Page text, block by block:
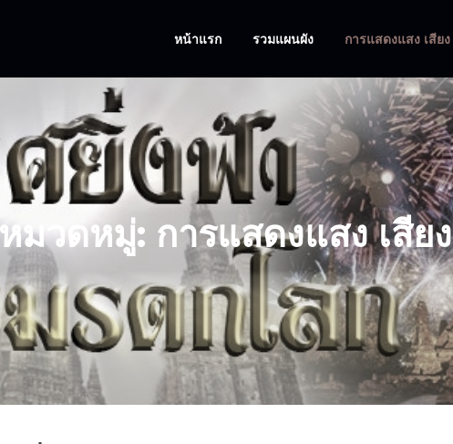
หน้าแรก รวมแผนผัง การแสดงแสง เสียง
มวดหมู่: การแสดงแสง เสียง